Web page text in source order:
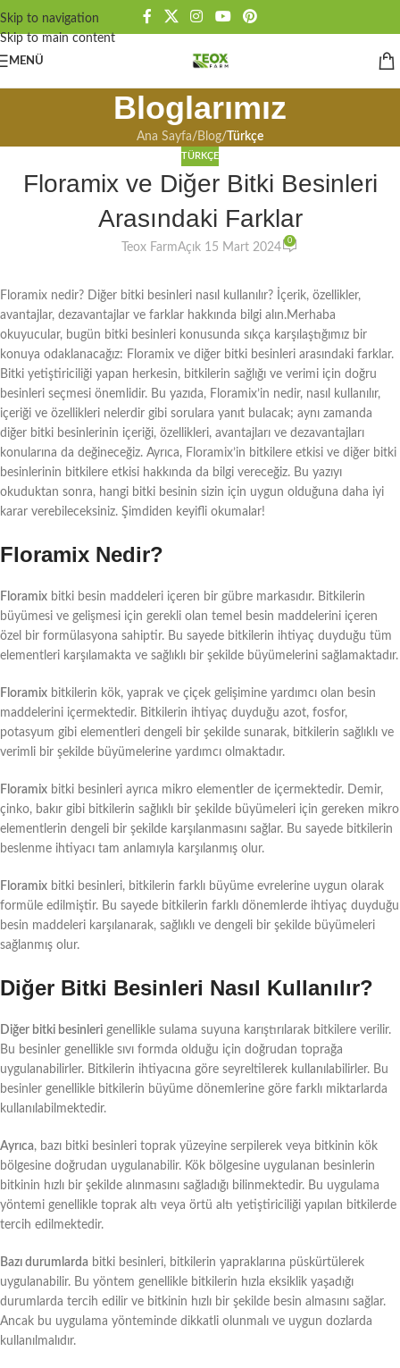
Skip to navigation
Skip to main content
MENÜ
Bloglarımız
Ana Sayfa/ Blog/ Türkçe
TÜRKÇE
Floramix ve Diğer Bitki Besinleri
Arasındaki Farklar
Teox FarmAçık 15 Mart 2024
0
Floramix nedir? Diğer bitki besinleri nasıl kullanılır? İçerik, özellikler,
avantajlar, dezavantajlar ve farklar hakkında bilgi alın.Merhaba
okuyucular, bugün bitki besinleri konusunda sıkça karşılaştığımız bir
konuya odaklanacağız: Floramix ve diğer bitki besinleri arasındaki farklar.
Bitki yetiştiriciliği yapan herkesin, bitkilerin sağlığı ve verimi için doğru
besinleri seçmesi önemlidir. Bu yazıda, Floramix’in nedir, nasıl kullanılır,
içeriği ve özellikleri nelerdir gibi sorulara yanıt bulacak; aynı zamanda
diğer bitki besinlerinin içeriği, özellikleri, avantajları ve dezavantajları
konularına da değineceğiz. Ayrıca, Floramix’in bitkilere etkisi ve diğer bitki
besinlerinin bitkilere etkisi hakkında da bilgi vereceğiz. Bu yazıyı
okuduktan sonra, hangi bitki besinin sizin için uygun olduğuna daha iyi
karar verebileceksiniz. Şimdiden keyifli okumalar!
Floramix Nedir?
Floramix bitki besin maddeleri içeren bir gübre markasıdır. Bitkilerin
büyümesi ve gelişmesi için gerekli olan temel besin maddelerini içeren
özel bir formülasyona sahiptir. Bu sayede bitkilerin ihtiyaç duyduğu tüm
elementleri karşılamakta ve sağlıklı bir şekilde büyümelerini sağlamaktadır.
Floramix bitkilerin kök, yaprak ve çiçek gelişimine yardımcı olan besin
maddelerini içermektedir. Bitkilerin ihtiyaç duyduğu azot, fosfor,
potasyum gibi elementleri dengeli bir şekilde sunarak, bitkilerin sağlıklı ve
verimli bir şekilde büyümelerine yardımcı olmaktadır.
Floramix bitki besinleri ayrıca mikro elementler de içermektedir. Demir,
çinko, bakır gibi bitkilerin sağlıklı bir şekilde büyümeleri için gereken mikro
elementlerin dengeli bir şekilde karşılanmasını sağlar. Bu sayede bitkilerin
beslenme ihtiyacı tam anlamıyla karşılanmış olur.
Floramix bitki besinleri, bitkilerin farklı büyüme evrelerine uygun olarak
formüle edilmiştir. Bu sayede bitkilerin farklı dönemlerde ihtiyaç duyduğu
besin maddeleri karşılanarak, sağlıklı ve dengeli bir şekilde büyümeleri
sağlanmış olur.
Diğer Bitki Besinleri Nasıl Kullanılır?
Diğer bitki besinleri genellikle sulama suyuna karıştırılarak bitkilere verilir.
Bu besinler genellikle sıvı formda olduğu için doğrudan toprağa
uygulanabilirler. Bitkilerin ihtiyacına göre seyreltilerek kullanılabilirler. Bu
besinler genellikle bitkilerin büyüme dönemlerine göre farklı miktarlarda
kullanılabilmektedir.
Ayrıca, bazı bitki besinleri toprak yüzeyine serpilerek veya bitkinin kök
bölgesine doğrudan uygulanabilir. Kök bölgesine uygulanan besinlerin
bitkinin hızlı bir şekilde alınmasını sağladığı bilinmektedir. Bu uygulama
yöntemi genellikle toprak altı veya örtü altı yetiştiriciliği yapılan bitkilerde
tercih edilmektedir.
Bazı durumlarda bitki besinleri, bitkilerin yapraklarına püskürtülerek
uygulanabilir. Bu yöntem genellikle bitkilerin hızla eksiklik yaşadığı
durumlarda tercih edilir ve bitkinin hızlı bir şekilde besin almasını sağlar.
Ancak bu uygulama yönteminde dikkatli olunmalı ve uygun dozlarda
kullanılmalıdır.